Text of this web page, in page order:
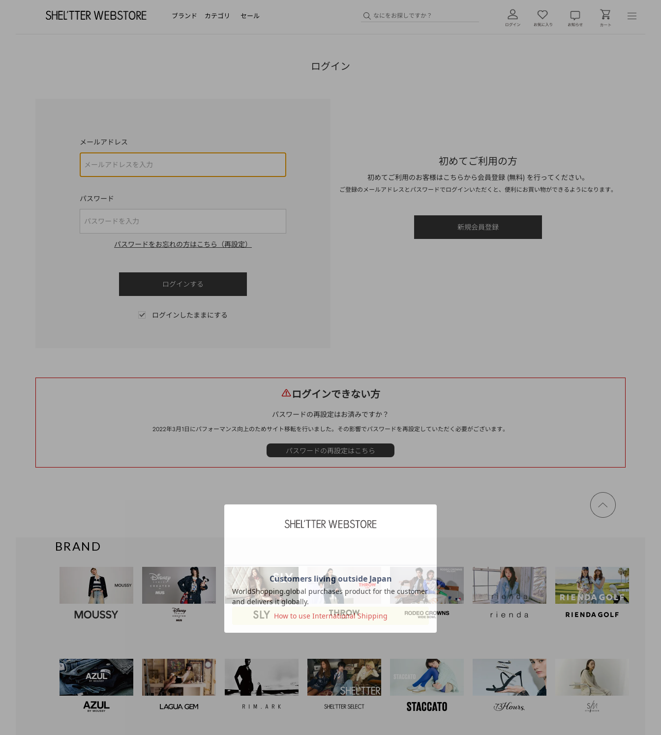
ブランド カテゴリ セール
ログイン
メールアドレス
パスワード
パスワードをお忘れの方はこちら（再設定）
ログインしたままにする
初めてご利用の方
初めてご利用のお客様はこちらから会員登録 (無料) を行ってください。
ご登録のメールアドレスとパスワードでログインいただくと、便利にお買い物ができるようになります。
ログインできない方
パスワードの再設定はお済みですか？
2022年3月1日にパフォーマンス向上のためサイト移転を行いました。その影響でパスワードを再設定していただく必要がございます。
ページ
トップ
BRAND